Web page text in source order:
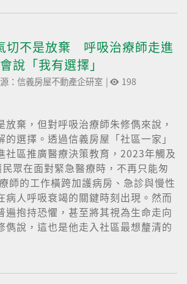
切不是放棄 呼吸治療師走進
說「我有選擇」
：信義房屋不動產企研室 | 198
放棄，但對呼吸治療師朱修儁來說，
選擇。透過信義房屋「社區一家」
社區推廣醫療決策教育，2023年觸及
眾在面對緊急醫療時，不再只能匆
師的工作橫跨加護病房、急診與慢性
病人呼吸衰竭的關鍵時刻出現。然而
遍抱持恐懼，甚至將其視為生命走向
儁說，這也是他走入社區最想釐清的